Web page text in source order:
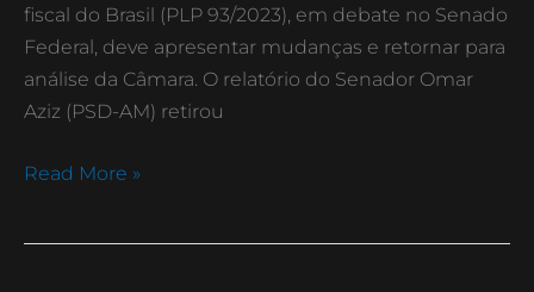
fiscal do Brasil (PLP 93/2023), em debate no Senado
Federal, deve apresentar mudanças e retornar para
análise da Câmara. O relatório do Senador Omar
Aziz (PSD-AM) retirou
Read More »